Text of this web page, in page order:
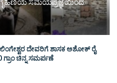
ಗೃಹಿಣಿಯ ಸಮಯಪ್ರಜ್ಞೆಯಿಂದ
ದೇವರಿಗೆ ಶಾಸಕ ಅಶೋಕ್ ರೈ
ಗ್ರಾಂ ಚಿನ್ನ ಸಮರ್ಪಣೆ